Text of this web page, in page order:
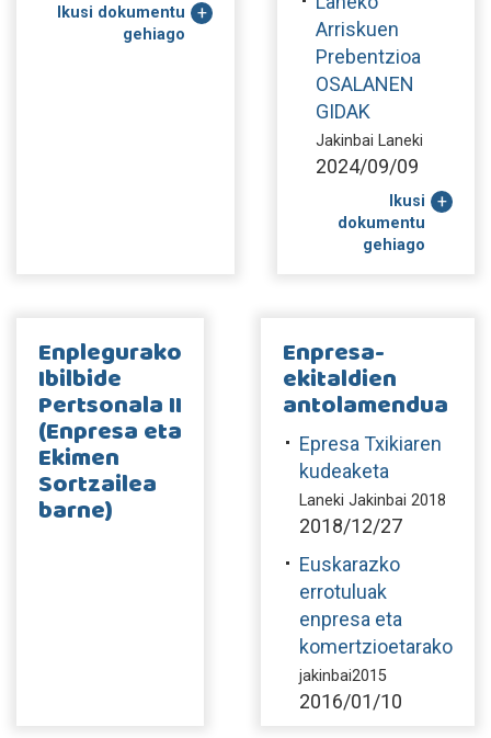
Ikusi dokumentu
gehiago
Arriskuen
Prebentzioa
OSALANEN
GIDAK
Jakinbai Laneki
2024/09/09
Ikusi
dokumentu
gehiago
Enplegurako
Ibilbide
Pertsonala II
(Enpresa eta
Ekimen
Sortzailea
barne)
Enpresa-
ekitaldien
antolamendua
Epresa Txikiaren
kudeaketa
Laneki Jakinbai 2018
2018/12/27
Euskarazko
errotuluak
enpresa eta
komertzioetarako
jakinbai2015
2016/01/10